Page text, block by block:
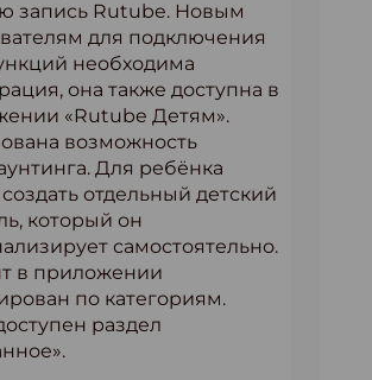
запись Rutube. Новым
для подключения
необходима
она также доступна в
«Rutube Детям».
возможность
Для ребёнка
отдельный детский
который он
самостоятельно.
в приложении
по категориям.
раздел